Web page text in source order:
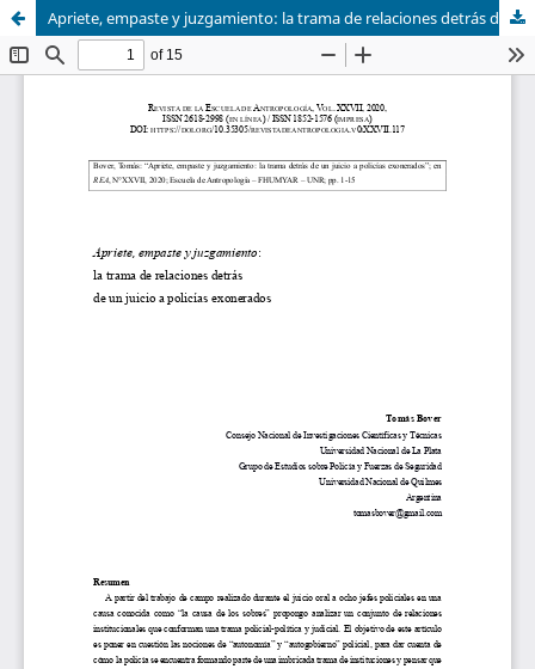
Apriete, empaste y juzgamiento: la trama de relaciones detrás de un juicio a policías exonerados